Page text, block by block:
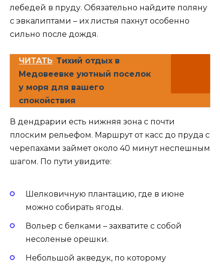
лебедей в пруду. Обязательно найдите поляну
с эвкалиптами – их листья пахнут особенно
сильно после дождя.
ЧИТАТЬ Тихий отдых в
Медовеевке уютный поселок
у моря для вашего
спокойствия
В дендрарии есть нижняя зона с почти
плоским рельефом. Маршрут от касс до пруда с
черепахами займет около 40 минут неспешным
шагом. По пути увидите:
Шелковичную плантацию, где в июне
можно собирать ягоды.
Вольер с белками – захватите с собой
несоленые орешки.
Небольшой акведук, по которому